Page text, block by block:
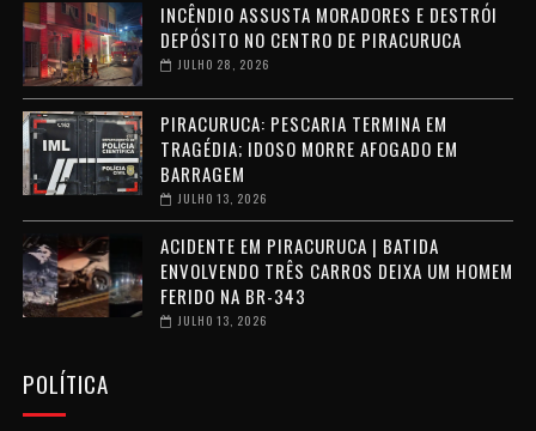
INCÊNDIO ASSUSTA MORADORES E DESTRÓI
DEPÓSITO NO CENTRO DE PIRACURUCA
JULHO 28, 2026
PIRACURUCA: PESCARIA TERMINA EM
TRAGÉDIA; IDOSO MORRE AFOGADO EM
BARRAGEM
JULHO 13, 2026
ACIDENTE EM PIRACURUCA | BATIDA
ENVOLVENDO TRÊS CARROS DEIXA UM HOMEM
FERIDO NA BR-343
JULHO 13, 2026
POLÍTICA